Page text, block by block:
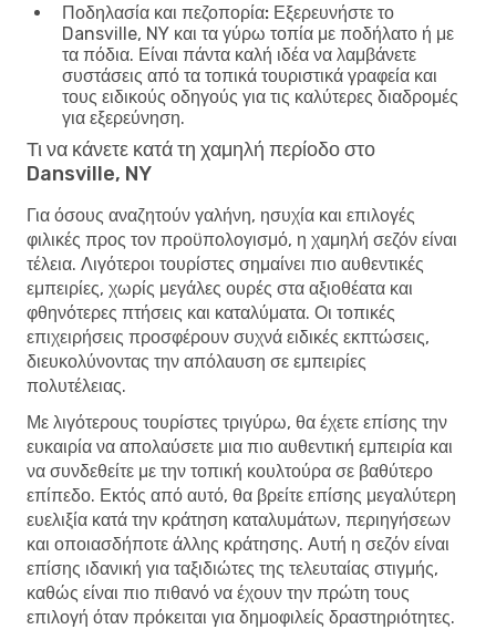
Ποδηλασία και πεζοπορία: Εξερευνήστε το
Dansville, NY και τα γύρω τοπία με ποδήλατο ή με
τα πόδια. Είναι πάντα καλή ιδέα να λαμβάνετε
συστάσεις από τα τοπικά τουριστικά γραφεία και
τους ειδικούς οδηγούς για τις καλύτερες διαδρομές
για εξερεύνηση.
Τι να κάνετε κατά τη χαμηλή περίοδο στο
Dansville, NY
Για όσους αναζητούν γαλήνη, ησυχία και επιλογές
φιλικές προς τον προϋπολογισμό, η χαμηλή σεζόν είναι
τέλεια. Λιγότεροι τουρίστες σημαίνει πιο αυθεντικές
εμπειρίες, χωρίς μεγάλες ουρές στα αξιοθέατα και
φθηνότερες πτήσεις και καταλύματα. Οι τοπικές
επιχειρήσεις προσφέρουν συχνά ειδικές εκπτώσεις,
διευκολύνοντας την απόλαυση σε εμπειρίες
πολυτέλειας.
Με λιγότερους τουρίστες τριγύρω, θα έχετε επίσης την
ευκαιρία να απολαύσετε μια πιο αυθεντική εμπειρία και
να συνδεθείτε με την τοπική κουλτούρα σε βαθύτερο
επίπεδο. Εκτός από αυτό, θα βρείτε επίσης μεγαλύτερη
ευελιξία κατά την κράτηση καταλυμάτων, περιηγήσεων
και οποιασδήποτε άλλης κράτησης. Αυτή η σεζόν είναι
επίσης ιδανική για ταξιδιώτες της τελευταίας στιγμής,
καθώς είναι πιο πιθανό να έχουν την πρώτη τους
επιλογή όταν πρόκειται για δημοφιλείς δραστηριότητες.